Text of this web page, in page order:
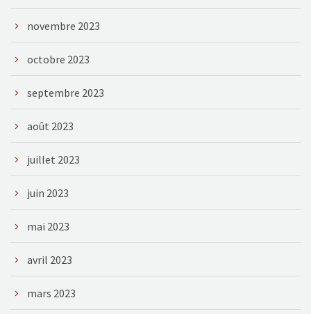
novembre 2023
octobre 2023
septembre 2023
août 2023
juillet 2023
juin 2023
mai 2023
avril 2023
mars 2023